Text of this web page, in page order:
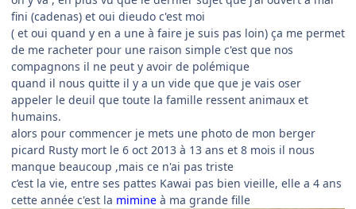
fini (cadenas) et oui dieudo c'est moi
( et oui quand y en a une à faire je suis pas loin) ça me permet
de me racheter pour une raison simple c'est que nos
compagnons il ne peut y avoir de polémique
quand il nous quitte il y a un vide que que je vais oser
appeler le deuil que toute la famille ressent animaux et
humains.
alors pour commencer je mets une photo de mon berger
picard Rusty mort le 6 oct 2013 à 13 ans et 8 mois il nous
manque beaucoup ,mais ce n'ai pas triste
c’est la vie, entre ses pattes Kawai pas bien vieille, elle a 4 ans
cette année c'est la mimine à ma grande fille